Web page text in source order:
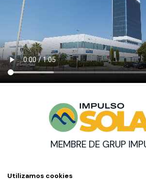
MEMBRE DE GRUP
AMB EL SUPORT DE:
Utilizamos cookies